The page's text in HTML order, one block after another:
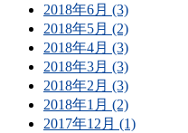
2018年6月 (3)
2018年5月 (2)
2018年4月 (3)
2018年3月 (3)
2018年2月 (3)
2018年1月 (2)
2017年12月 (1)